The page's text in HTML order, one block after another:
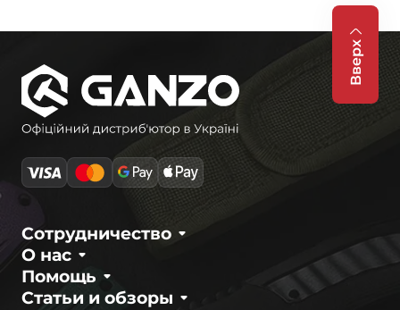
Вверх
О нас
Сотрудничество
Статьи и обзоры
Помощь